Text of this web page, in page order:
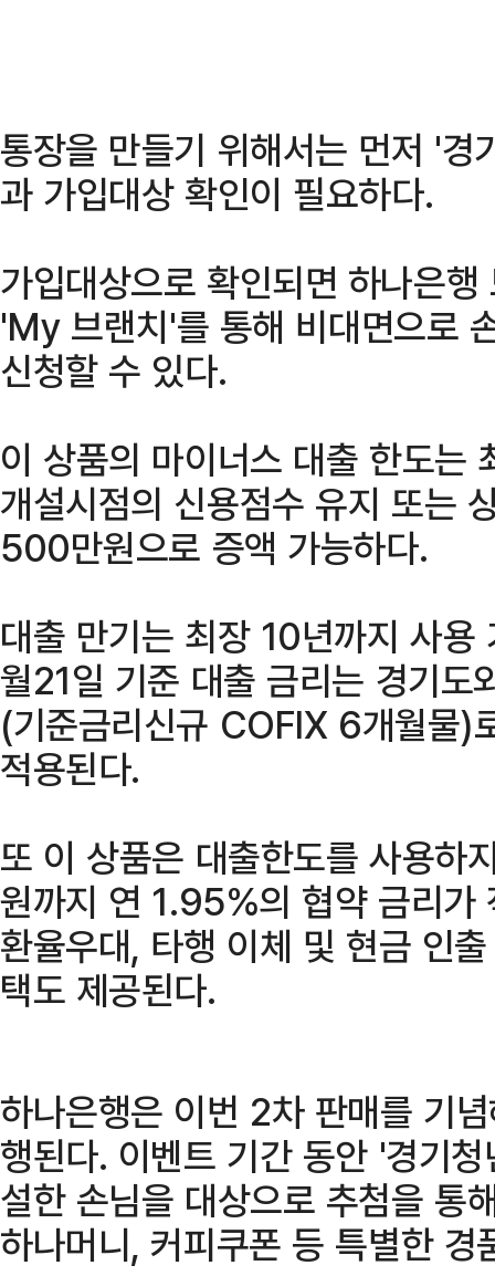
통장을 만들기 위해서는 먼저 '
과 가입대상 확인이 필요하다.
가입대상으로 확인되면 하나은
'My 브랜치'를 통해 비대면으로
신청할 수 있다.
이 상품의 마이너스 대출 한도
개설시점의 신용점수 유지 또는
500만원으로 증액 가능하다.
대출 만기는 최장 10년까지 사
월21일 기준 대출 금리는 경기
(기준금리신규 COFIX 6개월물)
적용된다.
또 이 상품은 대출한도를 사용
원까지 연 1.95%의 협약 금리가
환율우대, 타행 이체 및 현금 인
택도 제공된다.
하나은행은 이번 2차 판매를 기
행된다. 이벤트 기간 동안 '경기
설한 손님을 대상으로 추첨을 통
하나머니, 커피쿠폰 등 특별한 경